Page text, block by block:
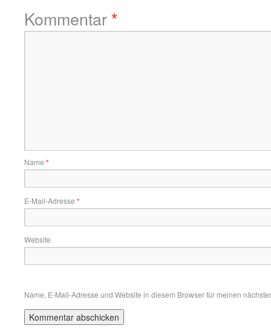
Kommentar*
Name *
E-Mail-Adresse *
Website
Name, E-Mail-Adresse und Website in diesem Browser für meinen